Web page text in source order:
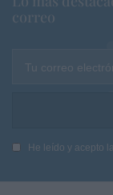
correo
Tu correo
He leído y acepto